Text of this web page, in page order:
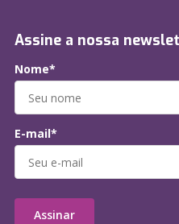
Assine a nossa
Nome*
E-mail*
Assinar